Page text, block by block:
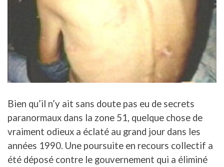
Bien qu’il n’y ait sans doute pas eu de secrets
paranormaux dans la zone 51, quelque chose de
vraiment odieux a éclaté au grand jour dans les
années 1990. Une poursuite en recours collectif a
été déposé contre le gouvernement qui a éliminé